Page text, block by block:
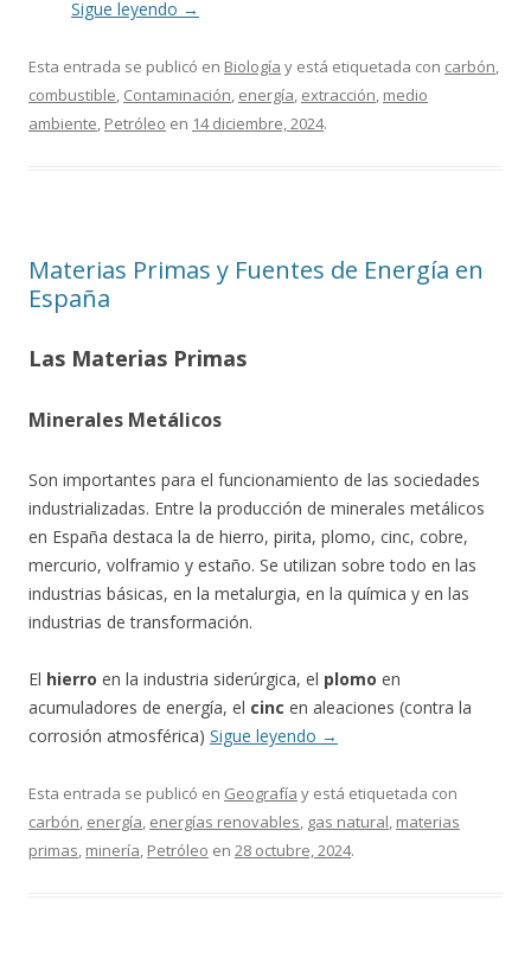
Sigue leyendo →
Esta entrada se publicó en Biología y está etiquetada con carbón,
combustible, Contaminación, energía, extracción, medio
ambiente, Petróleo en 14 diciembre, 2024.
Materias Primas y Fuentes de Energía en
España
Las Materias Primas
Minerales Metálicos
Son importantes para el funcionamiento de las sociedades
industrializadas. Entre la producción de minerales metálicos
en España destaca la de hierro, pirita, plomo, cinc, cobre,
mercurio, volframio y estaño. Se utilizan sobre todo en las
industrias básicas, en la metalurgia, en la química y en las
industrias de transformación.
El hierro en la industria siderúrgica, el plomo en
acumuladores de energía, el cinc en aleaciones (contra la
corrosión atmosférica) Sigue leyendo →
Esta entrada se publicó en Geografía y está etiquetada con
carbón, energía, energías renovables, gas natural, materias
primas, minería, Petróleo en 28 octubre, 2024.